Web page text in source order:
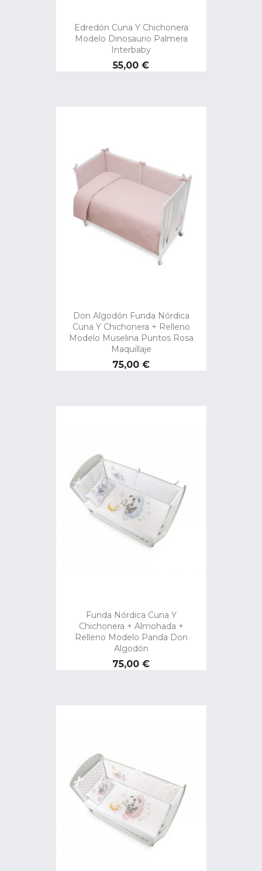
Edredón Cuna Y Chichonera
Modelo Dinosaurio Palmera
Interbaby
Precio
55,00 €
Don Algodón Funda Nórdica
Cuna Y Chichonera + Relleno
Modelo Muselina Puntos Rosa
Maquillaje
Precio
75,00 €
Funda Nórdica Cuna Y
Chichonera + Almohada +
Relleno Modelo Panda Don
Algodón
Precio
75,00 €